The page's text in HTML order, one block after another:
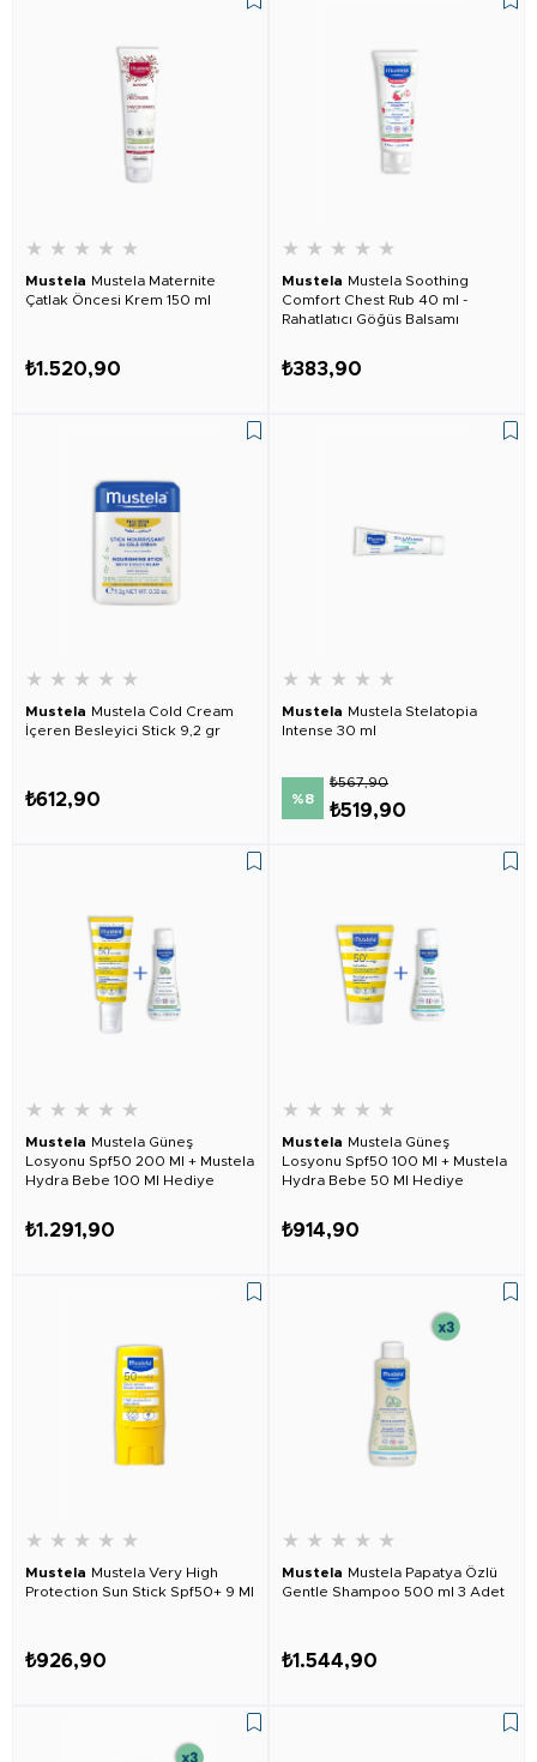
★ ★ ★ ★ ★
Mustela Mustela Maternite
Çatlak Öncesi Krem 150 ml
₺1.520,90
★ ★ ★ ★ ★
Mustela Mustela Soothing
Comfort Chest Rub 40 ml -
Rahatlatıcı Göğüs Balsamı
₺383,90
★ ★ ★ ★ ★
Mustela Mustela Cold Cream
İçeren Besleyici Stick 9,2 gr
₺612,90
★ ★ ★ ★ ★
Mustela Mustela Stelatopia
Intense 30 ml
%8
₺519,90
₺567,90
★ ★ ★ ★ ★
Mustela Mustela Güneş
Losyonu Spf50 200 Ml + Mustela
Hydra Bebe 100 Ml Hediye
₺1.291,90
★ ★ ★ ★ ★
Mustela Mustela Güneş
Losyonu Spf50 100 Ml + Mustela
Hydra Bebe 50 Ml Hediye
₺914,90
★ ★ ★ ★ ★
Mustela Mustela Very High
Protection Sun Stick Spf50+ 9 Ml
₺926,90
★ ★ ★ ★ ★
Mustela Mustela Papatya Özlü
Gentle Shampoo 500 ml 3 Adet
₺1.544,90